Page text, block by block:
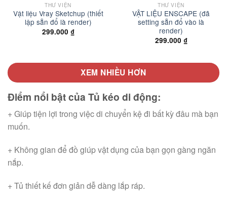
THƯ VIỆN
Vật liệu Vray Sketchup (thiết
lập sẵn đổ là render)
299.000 ₫
THƯ VIỆN
VẬT LIỆU ENSCAPE (đã
setting sẵn đổ vào là
render)
299.000 ₫
XEM NHIỀU HƠN
Điểm nổi bật của Tủ kéo di động:
+ Giúp tiện lợi trong việc di chuyển kệ đi bất kỳ đâu mà bạn
muốn.
+ Không gian để đồ giúp vật dụng của bạn gọn gàng ngăn
nắp.
+ Tủ thiết kế đơn giản dễ dàng lắp ráp.